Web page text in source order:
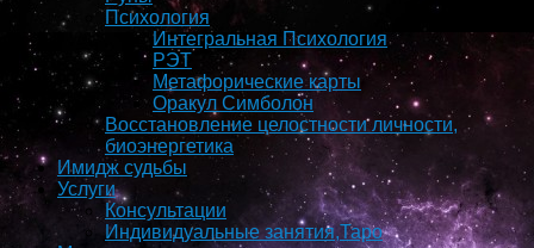
Психология
Интегральная Психология
РЭТ
Метафорические карты
Оракул Симболон
Восстановление целостности личности,
биоэнергетика
Имидж судьбы
Услуги
Консультации
Индивидуальные занятия,Таро